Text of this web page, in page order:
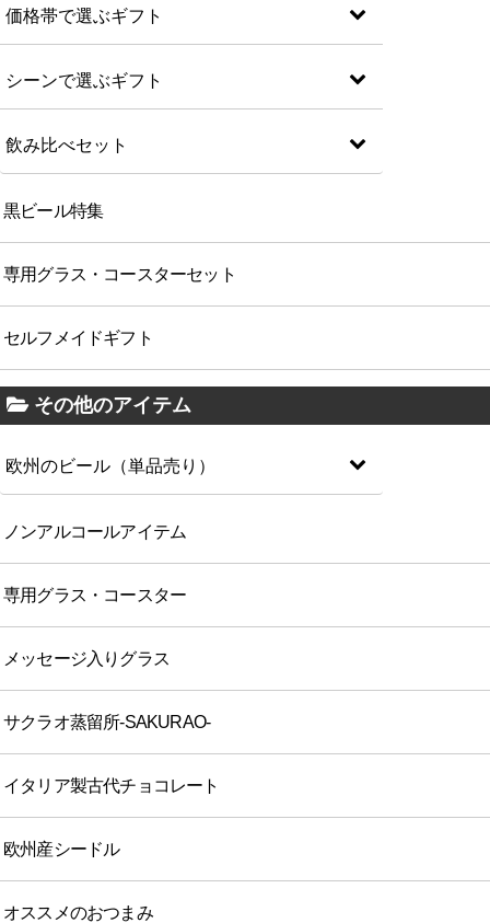
価格帯で選ぶギフト
シーンで選ぶギフト
飲み比べセット
黒ビール特集
専用グラス・コースターセット
セルフメイドギフト
その他のアイテム
欧州のビール（単品売り）
ノンアルコールアイテム
専用グラス・コースター
メッセージ入りグラス
サクラオ蒸留所-SAKURAO-
イタリア製古代チョコレート
欧州産シードル
オススメのおつまみ